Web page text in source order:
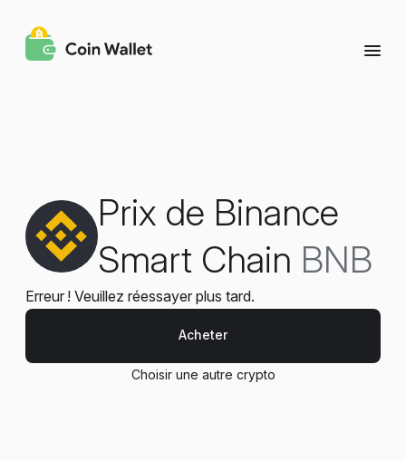
Prix de Binance
Smart Chain BNB
Erreur ! Veuillez réessayer plus tard.
Acheter
Choisir une autre crypto